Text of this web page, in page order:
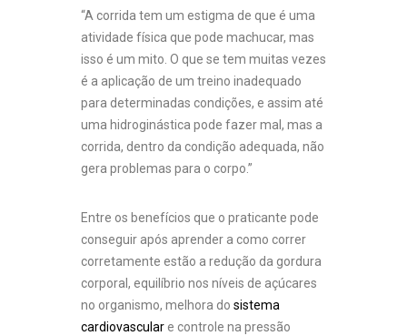
“A corrida tem um estigma de que é uma
atividade física que pode machucar, mas
isso é um mito. O que se tem muitas vezes
é a aplicação de um treino inadequado
para determinadas condições, e assim até
uma hidroginástica pode fazer mal, mas a
corrida, dentro da condição adequada, não
gera problemas para o corpo.”
Entre os benefícios que o praticante pode
conseguir após aprender a como correr
corretamente estão a redução da gordura
corporal, equilíbrio nos níveis de açúcares
no organismo, melhora do sistema
cardiovasculare controle na pressão